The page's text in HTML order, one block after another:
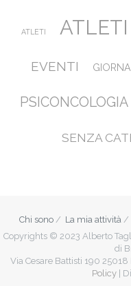
ATLETI
EVENTI
PSICONCOLOGIA
SENZA
Chi sono La mia attività
Copyrights © 2023 Alberto
di
Via Cesare Battisti 190
Policy|